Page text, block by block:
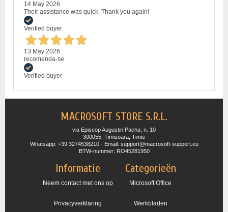
14 May 2026
Their assistance was quick. Thank you again!
Verified buyer
13 May 2026
recomenda-se
Verified buyer
MACROSOFT STORE S.R.L.
via Episcop Augustin Pacha, n. 10
300055, Timisoara, Timis
Whatsapp: +39 3274538210 - Email: support@macrosoft-support.eu
BTW-nummer: RO45281950
Informatie
Neem contact met ons op
Privacyverklaring
Categorieën
Microsoft Office
Werkbladen